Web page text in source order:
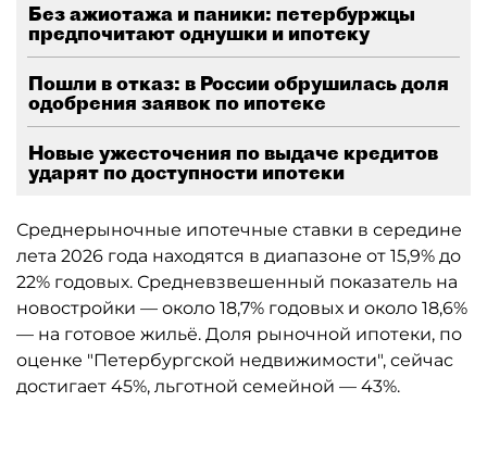
Без ажиотажа и паники: петербуржцы
предпочитают однушки и ипотеку
Пошли в отказ: в России обрушилась доля
одобрения заявок по ипотеке
Новые ужесточения по выдаче кредитов
ударят по доступности ипотеки
Среднерыночные ипотечные ставки в середине
лета 2026 года находятся в диапазоне от 15,9% до
22% годовых. Средневзвешенный показатель на
новостройки — около 18,7% годовых и около 18,6%
— на готовое жильё. Доля рыночной ипотеки, по
оценке "Петербургской недвижимости", сейчас
достигает 45%, льготной семейной — 43%.